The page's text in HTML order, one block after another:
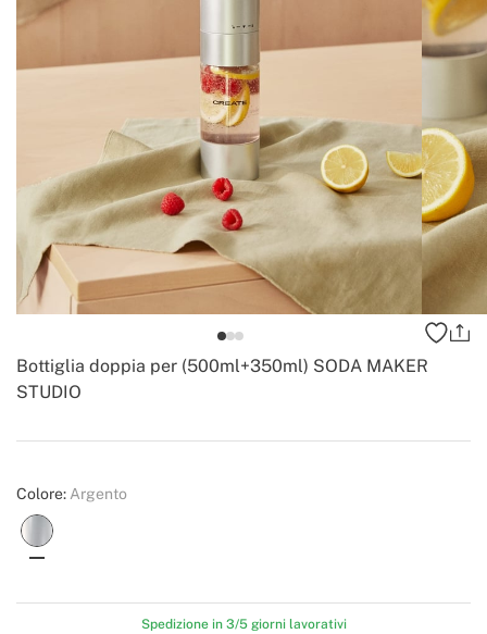
Bottiglia doppia per (500ml+350ml) SODA MAKER
STUDIO
Create
Colore: Argento
Spedizione in 3/5 giorni lavorativi